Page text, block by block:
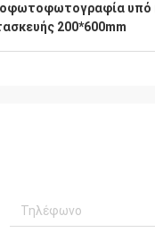
υπό
200*600mm